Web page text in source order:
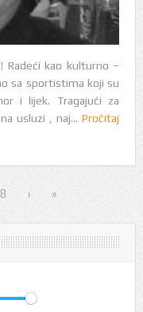
Radeći kao kulturno –
sa sportistima koji su
i lijek. Tragajući za
usluzi , naj...Pročitaj
› »